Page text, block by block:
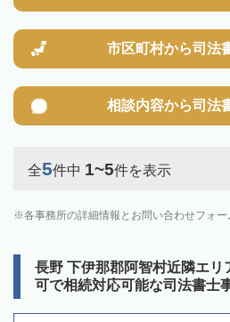
市区町村から司法
相談内容から司法
全5件中 1~5件を表示
各事務所の詳細情報とお問い合わせフォ
長野 下伊那郡阿智村近隣エリ
可で相続対応可能な司法書士